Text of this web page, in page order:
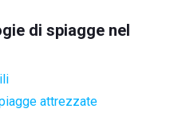
di spiagge nel
attrezzate